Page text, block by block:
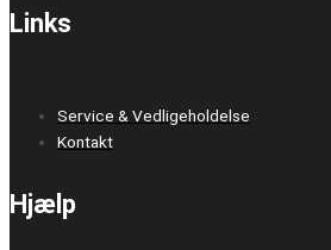
Links
Service & Vedligeholdelse
Kontakt
Hjælp